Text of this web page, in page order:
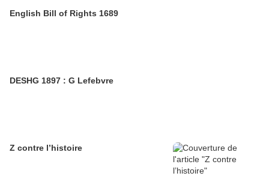
English Bill of Rights 1689
DESHG 1897 : G Lefebvre
Z contre l’histoire